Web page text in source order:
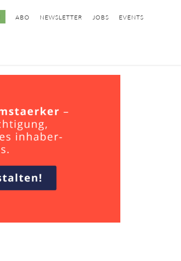
ABO NEWSLETTER JOBS EVENTS